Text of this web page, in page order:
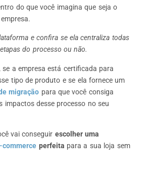
do que você imagina que seja o
e confira se ela centraliza todas
do processo ou não.
a empresa está certificada para
tipo de produto e se ela fornece um
migração para que você consiga
impactos desse processo no seu
vai conseguir escolher uma
perfeita para a sua loja sem